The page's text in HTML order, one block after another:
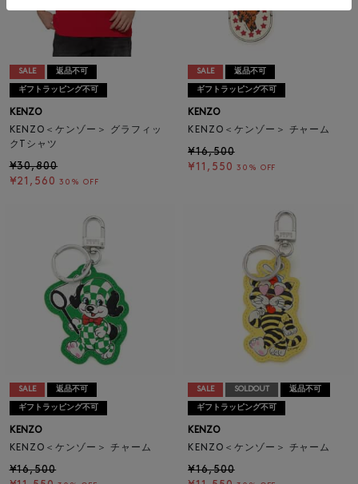
SALE 返品不可
ギフトラッピング不可
KENZO
KENZO＜ケンゾー＞ グラフィッ
クTシャツ
¥30,800
¥21,560 30% OFF
SALE 返品不可
ギフトラッピング不可
KENZO
KENZO＜ケンゾー＞ チャーム
¥16,500
¥11,550 30% OFF
SALE 返品不可
ギフトラッピング不可
KENZO
KENZO＜ケンゾー＞ チャーム
¥16,500
SALE SOLDOUT 返品不可
ギフトラッピング不可
KENZO
KENZO＜ケンゾー＞ チャーム
¥16,500